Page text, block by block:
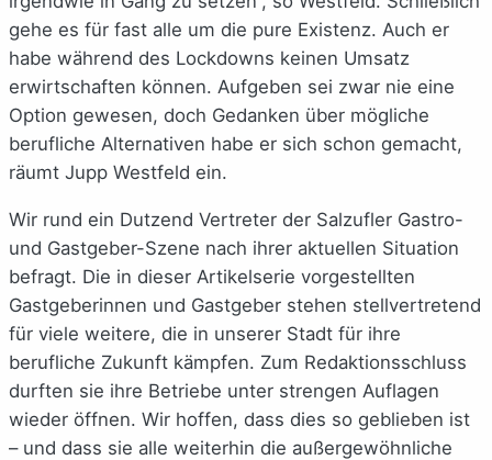
gehe es für fast alle um die pure Existenz. Auch er
habe während des Lockdowns keinen Umsatz
erwirtschaften können. Aufgeben sei zwar nie eine
Option gewesen, doch Gedanken über mögliche
berufliche Alternativen habe er sich schon gemacht,
räumt Jupp Westfeld ein.
Wir rund ein Dutzend Vertreter der Salzufler Gastro-
und Gastgeber-Szene nach ihrer aktuellen Situation
befragt. Die in dieser Artikelserie vorgestellten
Gastgeberinnen und Gastgeber stehen stellvertretend
für viele weitere, die in unserer Stadt für ihre
berufliche Zukunft kämpfen. Zum Redaktionsschluss
durften sie ihre Betriebe unter strengen Auflagen
wieder öffnen. Wir hoffen, dass dies so geblieben ist
– und dass sie alle weiterhin die außergewöhnliche